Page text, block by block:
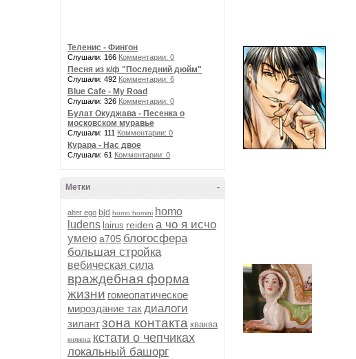
Теленис - Фингон
Слушали: 166 Комментарии: 0
Песня из к/ф "Последний дюйм"
Слушали: 492 Комментарии: 6
Blue Cafe - My Road
Слушали: 326 Комментарии: 0
Булат Окуджава - Песенка о
московском муравье
Слушали: 111 Комментарии: 0
Курара - Нас двое
Слушали: 61 Комментарии: 0
-
Метки
alter ego bjd homo homini homo
ludens lairus reiden а чо я исчо
умею а705 блогосфера
большая стройка
вебическая сила
враждебная форма
жизни гомеопатическое
мироздание такдиалоги
зилантзона контакта кваква
княжна кстати о чепчиках
локальный башорг